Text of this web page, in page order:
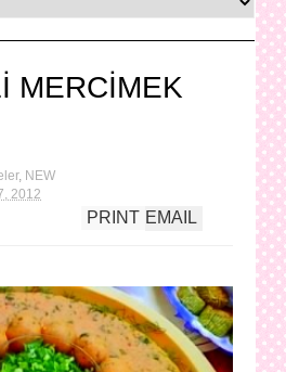
MERCİMEK
, NEW
2012
EMAIL
PRINT